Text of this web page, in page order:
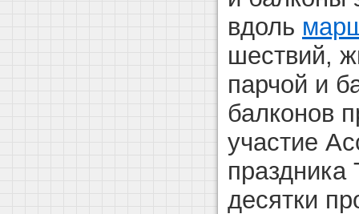
вдоль
шествий,
парчой и
балконов
участие
праздника
десятки